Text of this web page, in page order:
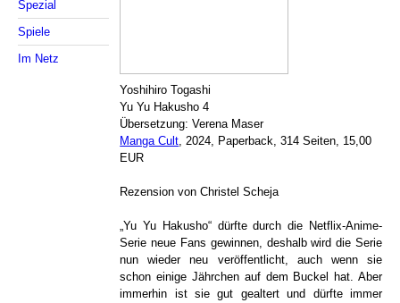
Spezial
Spiele
Im Netz
Yoshihiro Togashi
Yu Yu Hakusho 4
Übersetzung: Verena Maser
Manga Cult , 2024, Paperback, 314 Seiten, 15,00
EUR
Rezension von Christel Scheja
„Yu Yu Hakusho“ dürfte durch die Netflix-Anime-
Serie neue Fans gewinnen, deshalb wird die Serie
nun wieder neu veröffentlicht, auch wenn sie
schon einige Jährchen auf dem Buckel hat. Aber
immerhin ist sie gut gealtert und dürfte immer